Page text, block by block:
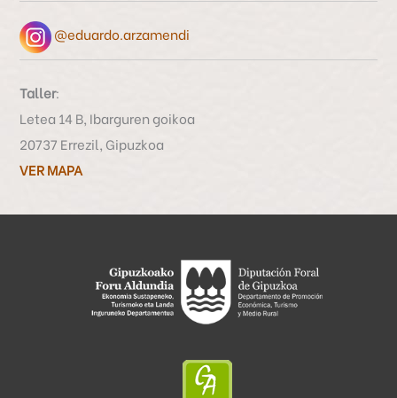
@eduardo.arzamendi
Taller:
Letea 14 B, Ibarguren goikoa
20737 Errezil, Gipuzkoa
VER MAPA